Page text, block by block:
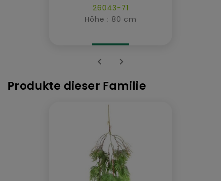
26043-71
Höhe : 80 cm
 
Produkte dieser Familie